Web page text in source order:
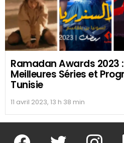
Ramadan Awards 2023
Meilleures Séries et
Tunisie
11 avril 2023, 13 h 38 min
facebook twitter